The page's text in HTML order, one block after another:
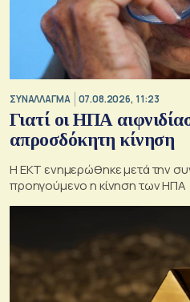
ΣΥΝΑΛΛΑΓΜΑ 07.08.2026, 11:23
Γιατί οι ΗΠΑ
απροσδόκητη κίνηση
Η ΕΚΤ ενημερώθηκε μετά την
προηγούμενο η κίνηση των ΗΠΑ